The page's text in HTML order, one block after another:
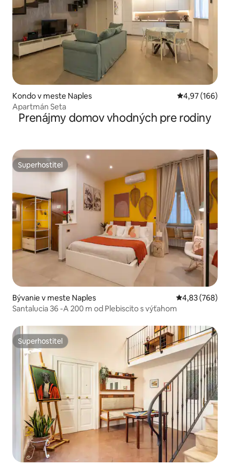
Kondo v meste Naples Priemerné
4,97 (166)
Apartmán Seta
Prenájmy domov vhodných pre rodiny
Superhostiteľ
Superhostiteľ
Bývanie v meste Naples Priemerné
4,83 (768)
Santalucia 36 -A 200 m od Plebiscito s výťahom
Superhostiteľ
Superhostiteľ